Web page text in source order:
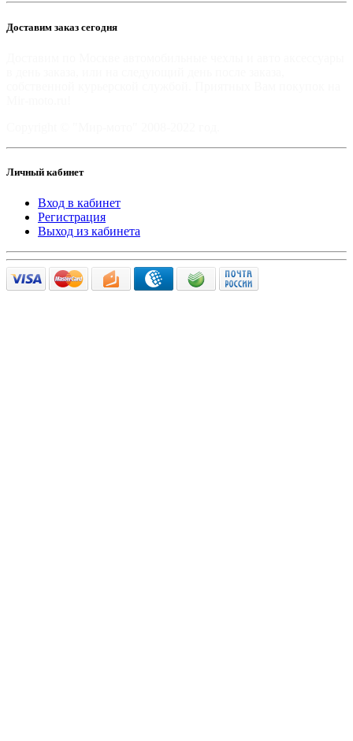
Доставим заказ сегодня
Личный кабинет
Вход в кабинет
Регистрация
Выход из кабинета